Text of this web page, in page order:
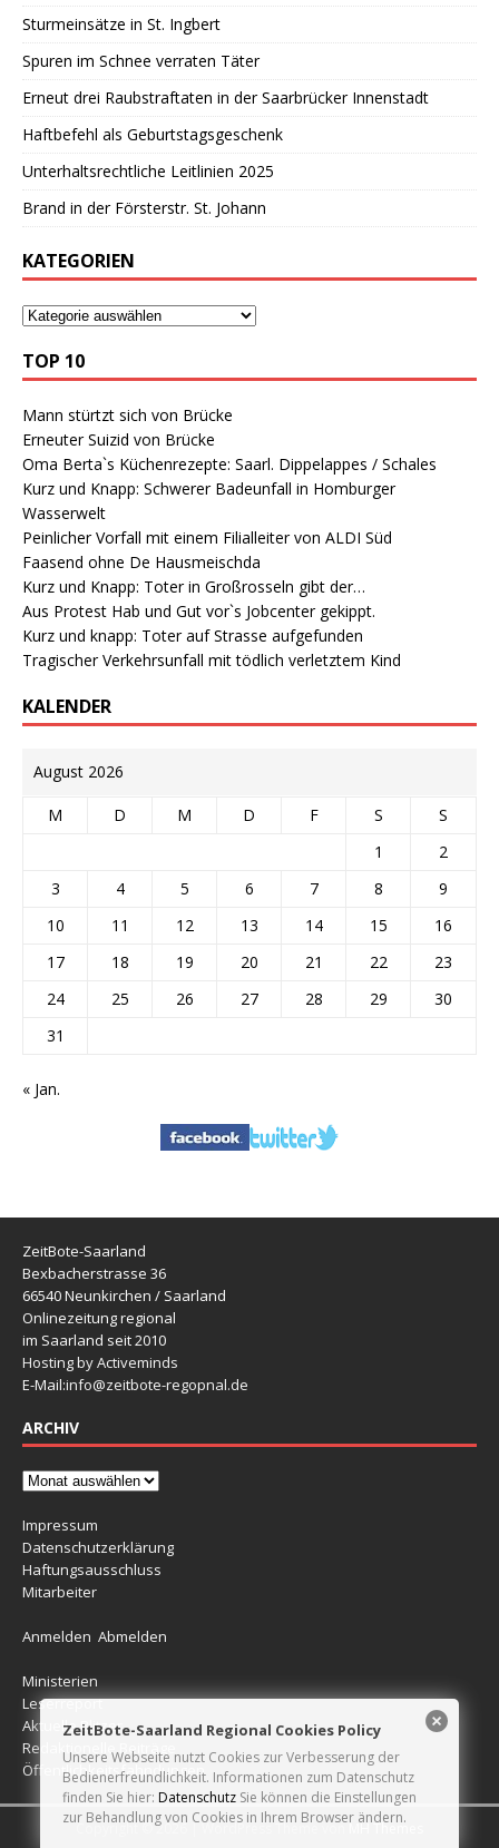
Sturmeinsätze in St. Ingbert
Spuren im Schnee verraten Täter
Erneut drei Raubstraftaten in der Saarbrücker Innenstadt
Haftbefehl als Geburtstagsgeschenk
Unterhaltsrechtliche Leitlinien 2025
Brand in der Försterstr. St. Johann
KATEGORIEN
TOP 10
Mann stürtzt sich von Brücke
Erneuter Suizid von Brücke
Oma Berta`s Küchenrezepte: Saarl. Dippelappes / Schales
Kurz und Knapp: Schwerer Badeunfall in Homburger
Wasserwelt
Peinlicher Vorfall mit einem Filialleiter von ALDI Süd
Faasend ohne De Hausmeischda
Kurz und Knapp: Toter in Großrosseln gibt der…
Aus Protest Hab und Gut vor`s Jobcenter gekippt.
Kurz und knapp: Toter auf Strasse aufgefunden
Tragischer Verkehrsunfall mit tödlich verletztem Kind
KALENDER
August 2026
M D M D F S
S
1
2
3
4 5 6 7 8
9
10
11 12 13 14 15
16
17
18 19 20 21 22
23
24
25 26 27 28 29
30
31
« Jan.
ZeitBote-Saarland
Bexbacherstrasse 36
66540 Neunkirchen / Saarland
Onlinezeitung regional
im Saarland seit 2010
Hosting by Activeminds
E-Mail:info@zeitbote-regopnal.de
ARCHIV
Impressum
Datenschutzerklärung
Haftungsausschluss
Mitarbeiter
Anmelden Abmelden
Ministerien
Leserreport
Aktuelle Blitzer
Redaktionelle Beiträge
Öffentlichkeitsfahndungen
Copyright © 2026 | WordPress Theme vonMH Themes
ZeitBote-Saarland Regional Cookies Policy
Unsere Webseite nutzt Cookies zur Verbesserung der
Bedienerfreundlichkeit. Informationen zum Datenschutz
finden Sie hier: Datenschutz Sie können die Einstellungen
zur Behandlung von Cookies in Ihrem Browser ändern.